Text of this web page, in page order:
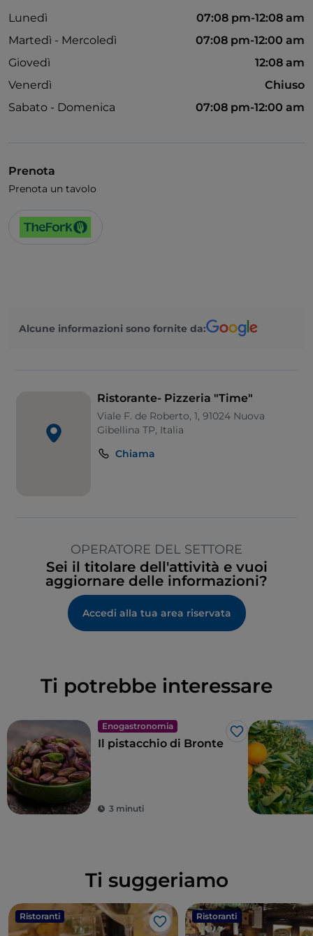
Lunedì
07:08 pm-12:08 am
Martedì - Mercoledì
07:08 pm-12:00 am
Giovedì
12:08 am
Venerdì
Chiuso
Sabato - Domenica
07:08 pm-12:00 am
Prenota
Prenota un tavolo
Alcune informazioni sono fornite da:
Ristorante- Pizzeria "Time"
Viale F. de Roberto, 1, 91024 Nuova
Gibellina TP, Italia
Chiama
OPERATORE DEL SETTORE
Sei il titolare dell'attività e vuoi
aggiornare delle informazioni?
Accedi alla tua area riservata
Ti potrebbe interessare
Enogastronomia
Like
Il pistacchio di Bronte
3 minuti
Ti suggeriamo
Ristoranti
Like
Ristoranti